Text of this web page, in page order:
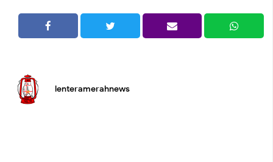
lenteramerahnews